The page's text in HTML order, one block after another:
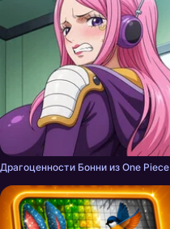
Драгоценности Бонни из One Piece